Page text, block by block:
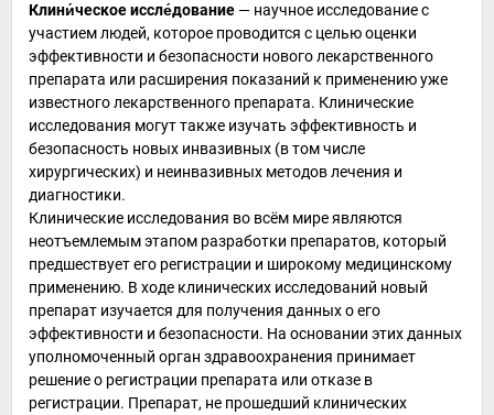
Клини́ческоеиссле́дование — научное исследованиес
участием людей, которое проводится с целью оценки
эффективности и безопасности новоголекарственного
препарата или расширения показаний к применению уже
известного лекарственного препарата. Клинические
исследования могут также изучать эффективность и
безопасность новых инвазивных (в том числе
хирургических) и неинвазивных методов лечения и
диагностики.
Клинические исследования во всём мире являются
неотъемлемым этапом разработки препаратов, который
предшествует его регистрации и широкому медицинскому
применению. В ходе клинических исследований новый
препарат изучается для получения данных о его
эффективности и безопасности. На основании этих данных
уполномоченный орган здравоохранения принимает
решение о регистрации препарата или отказе в
регистрации. Препарат, не прошедший клинических